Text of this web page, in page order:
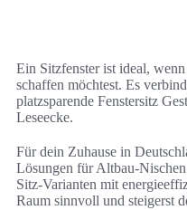
Ein Sitzfenster ist ideal,
schaffen möchtest. Es
platzsparende Fenstersitz
Leseecke.
Für dein Zuhause in
Lösungen für Altbau-
Sitz-Varianten mit
Raum sinnvoll und steigerst